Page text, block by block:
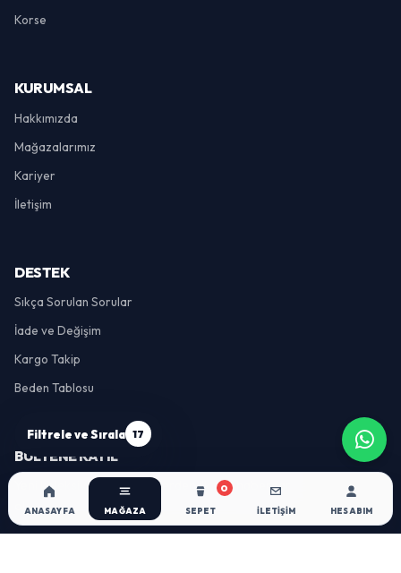
Filtrele ve Sırala 17
ANASAYFA MAĞAZA SEPET
0
İLETIŞIM HESABIM
Korse
KURUMSAL
Hakkımızda
Mağazalarımız
Kariyer
İletişim
DESTEK
Sıkça Sorulan Sorular
İade ve Değişim
Kargo Takip
Beden Tablosu
BÜLTENE KATIL
Yeni koleksiyon ve indirimlerden ilk sen haberdar
ol.